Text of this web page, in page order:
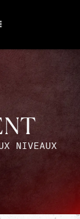
NIVEAUX